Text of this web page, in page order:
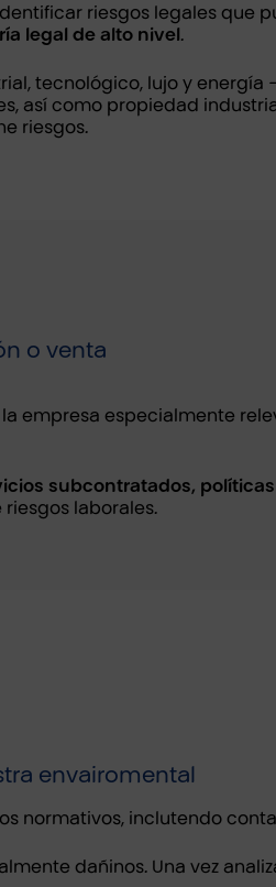
riesgos legales que
legal de alto nivel.
tecnológico, lujo y
así como propiedad
riesgos.
o venta
empresa especialmente
subcontratados,
laborales.
envairomental
normativos, inclutendo
dañinos. Una vez